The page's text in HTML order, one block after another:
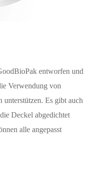
entworfen und
Verwendung von
unterstützen. Es gibt auch
Deckel abgedichtet
alle angepasst